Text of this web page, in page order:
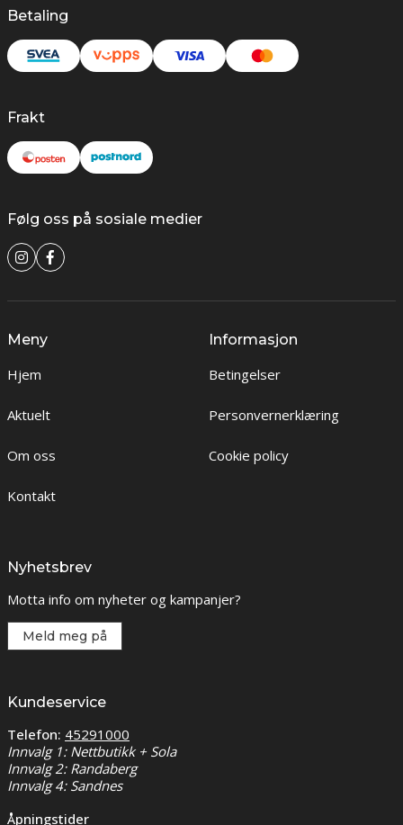
Betaling
Frakt
Følg oss på sosiale medier
Meny
Hjem
Aktuelt
Om oss
Kontakt
Informasjon
Betingelser
Personvernerklæring
Cookie policy
Nyhetsbrev
Motta info om nyheter og kampanjer?
Meld meg på
Kundeservice
Telefon: 45291000
Innvalg 1: Nettbutikk + Sola
Innvalg 2: Randaberg
Innvalg 4: Sandnes
Åpningstider